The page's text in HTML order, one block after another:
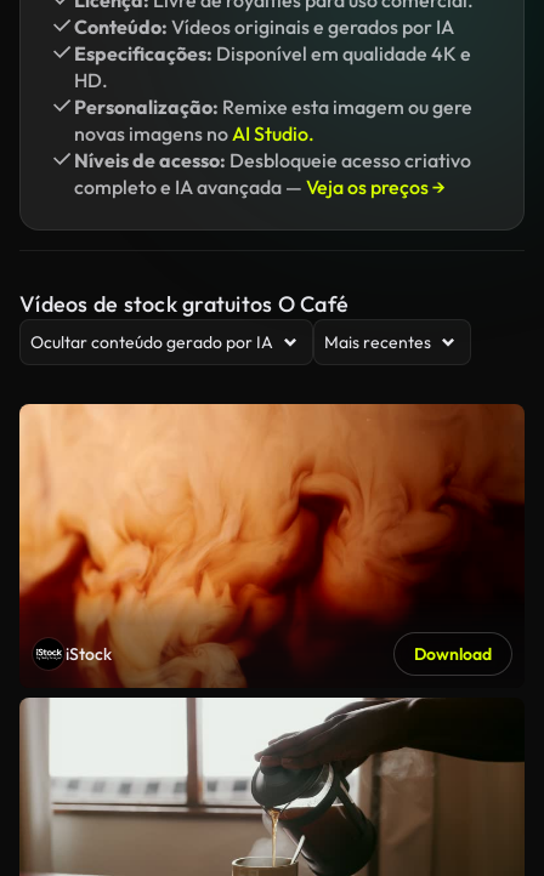
Conteúdo: Vídeos originais e gerados por IA
Especificações: Disponível em qualidade 4K e
HD.
Personalização: Remixe esta imagem ou gere
novas imagens noAI Studio.
Níveis de acesso: Desbloqueie acesso criativo
completo e IA avançada — Veja os preços →
Vídeos de stock gratuitos O Café
Ocultar conteúdo gerado por IA Mais recentes
iStock Download